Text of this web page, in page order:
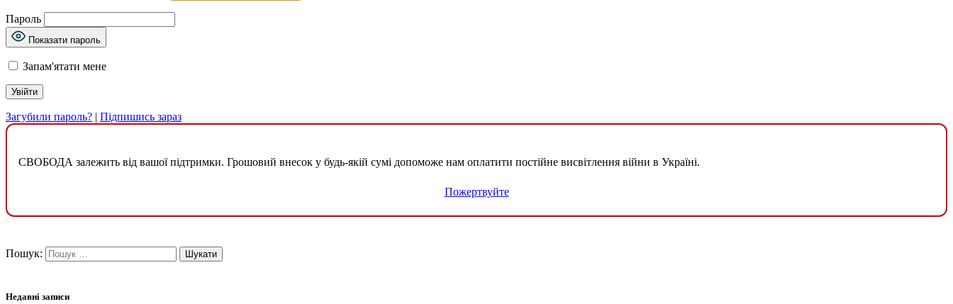
Пароль
Показати пароль
Запам'ятати мене
Загубили пароль? | Підпишись зараз
СВОБОДА залежить від вашої підтримки. Грошовий внесок у будь-якій сумі допоможе нам оплатити постійне висвітлення війни в Україні.
Пожертвуйте
Пошук:
Недавні записи